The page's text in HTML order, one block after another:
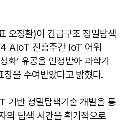
오정환)이 긴급구조 정밀탐색
AIoT 진흥주간 IoT 어워
화’ 유공을 인정받아 과학기
창을 수여받았다고 밝혔다.
기반 정밀탐색기술 개발을 통
의 탐색 시간을 획기적으로